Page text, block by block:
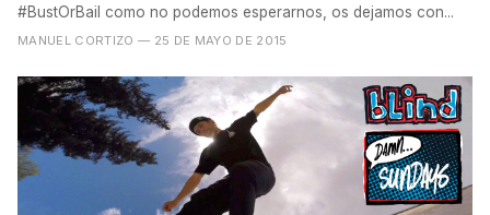
#BustOrBail como no podemos esperarnos, os dejamos con...
MANUEL CORTIZO — 25 DE MAYO DE 2015